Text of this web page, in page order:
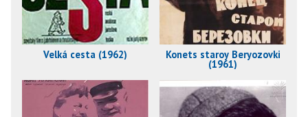
Velká cesta (1962) Konets staroy Beryozovki
(1961)